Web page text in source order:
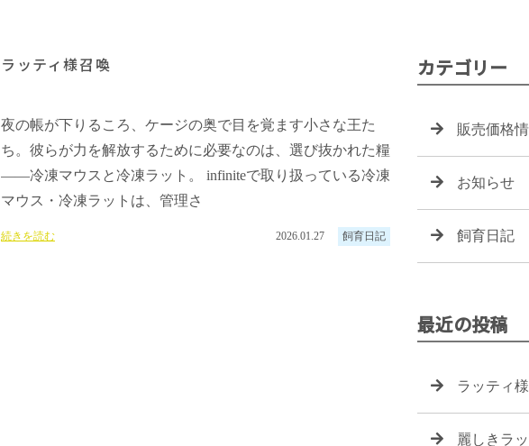
ラッティ様召喚
夜の帳が下りるころ、ケージの奥で目を覚ます小さな王た
ち。彼らが力を解放するために必要なのは、選び抜かれた糧
――冷凍マウスと冷凍ラット。 infiniteで取り扱っている冷凍
マウス・冷凍ラットは、管理さ
続きを読む 2026.01.27 飼育日記
カテゴリー
販売価格
お知らせ
飼育日記
最近の投稿
ラッティ
麗しきラ